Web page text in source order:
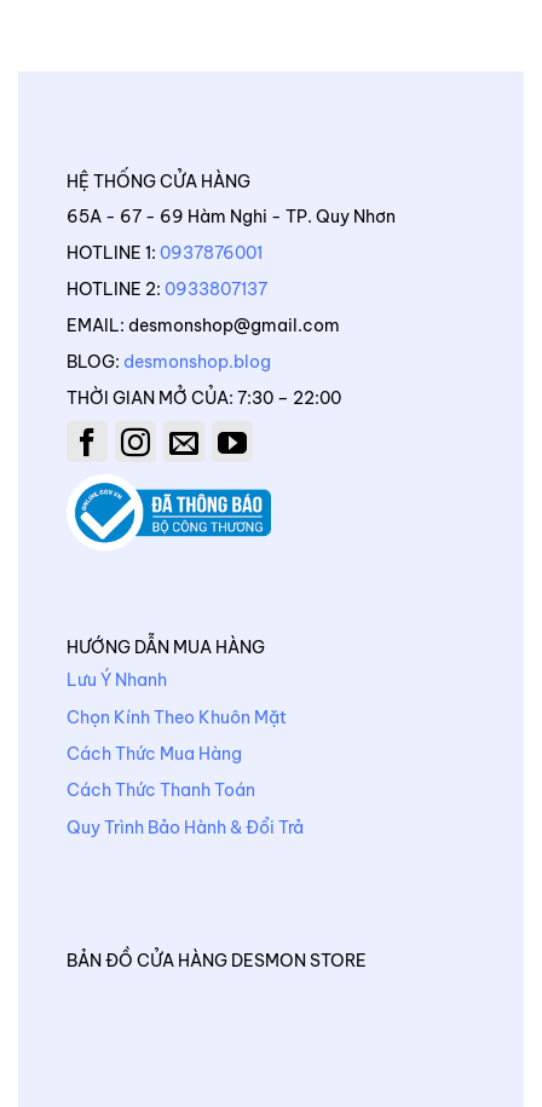
HỆ THỐNG CỬA HÀNG
65A - 67 - 69 Hàm Nghi - TP. Quy Nhơn
HOTLINE 1: 0937876001
HOTLINE 2: 0933807137
EMAIL: desmonshop@gmail.com
BLOG: desmonshop.blog
THỜI GIAN MỞ CỦA: 7:30 – 22:00
HƯỚNG DẪN MUA HÀNG
Lưu Ý Nhanh
Chọn Kính Theo Khuôn Mặt
Cách Thức Mua Hàng
Cách Thức Thanh Toán
Quy Trình Bảo Hành & Đổi Trả
BẢN ĐỒ CỬA HÀNG DESMON STORE